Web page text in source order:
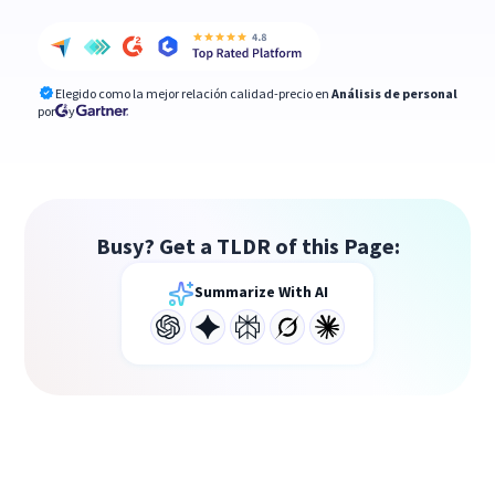
Elegido como la mejor relación calidad-precio en Análisis de personal
por
y
Busy? Get a TLDR of this Page:
Summarize With AI